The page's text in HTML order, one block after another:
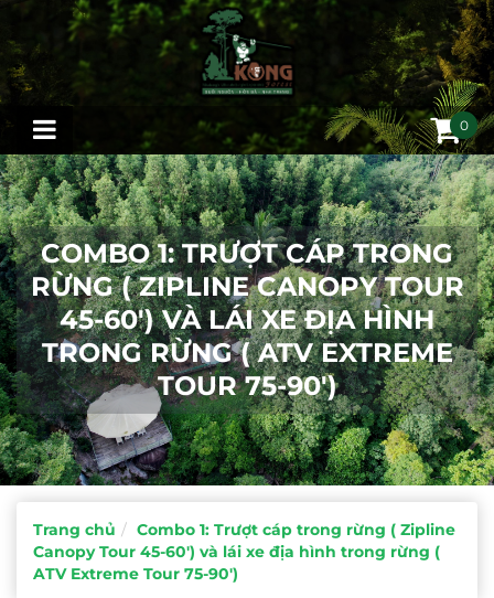
0
COMBO 1: TRƯỢT CÁP TRONG
RỪNG ( ZIPLINE CANOPY TOUR
45-60') VÀ LÁI XE ĐỊA HÌNH
TRONG RỪNG ( ATV EXTREME
TOUR 75-90')
Trang chủ
Combo 1: Trượt cáp trong rừng ( Zipline
Canopy Tour 45-60') và lái xe địa hình trong rừng (
ATV Extreme Tour 75-90')